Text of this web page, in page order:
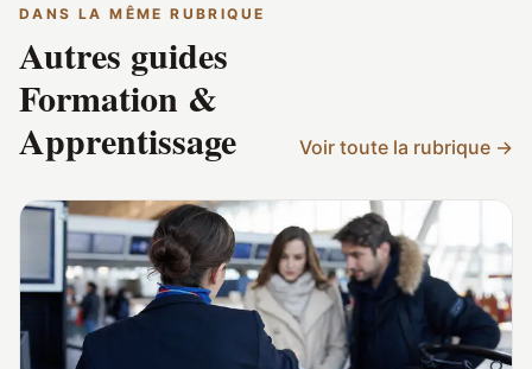
débouchés en contenus utiles,
loin des clichés ou des discours
DANS LA MÊME RUBRIQUE
Autres guides
Formation &
Apprentissage
Voir toute la rubrique →